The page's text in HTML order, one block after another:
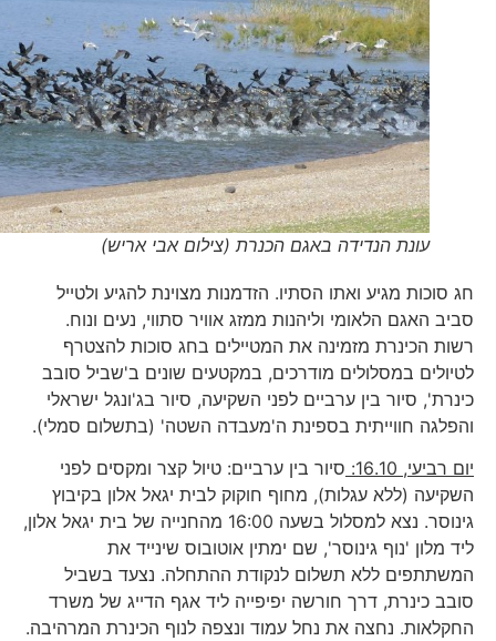
עונת הנדידה באגם הכנרת (צילום אבי אריש)
חג סוכות מגיע ואתו הסתיו. הזדמנות מצוינת להגיע ולטייל
סביב האגם הלאומי וליהנות ממזג אוויר סתווי, נעים ונוח.
רשות הכינרת מזמינה את המטיילים בחג סוכות להצטרף
לטיולים במסלולים מודרכים, במקטעים שונים ב'שביל סובב
כינרת', סיור בין ערביים לפני השקיעה, סיור בג'ונגל ישראלי
והפלגה חווייתית בספינת ה'מעבדה השטה' (בתשלום סמלי).
יום רביעי, 16.10:
סיור בין ערביים: טיול קצר ומקסים לפני
השקיעה (ללא עגלות), מחוף חוקוק לבית יגאל אלון בקיבוץ
גינוסר. נצא למסלול בשעה 16:00 מהחנייה של בית יגאל אלון,
ליד מלון 'נוף גינוסר', שם ימתין אוטובוס שינייד את
המשתתפים ללא תשלום לנקודת ההתחלה. נצעד בשביל
סובב כינרת, דרך חורשה יפיפייה ליד אגף הדייג של משרד
החקלאות. נחצה את נחל עמוד ונצפה לנוף הכינרת המרהיבה.